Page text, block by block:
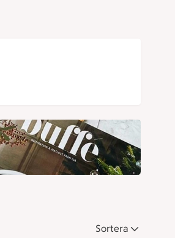
Sortera